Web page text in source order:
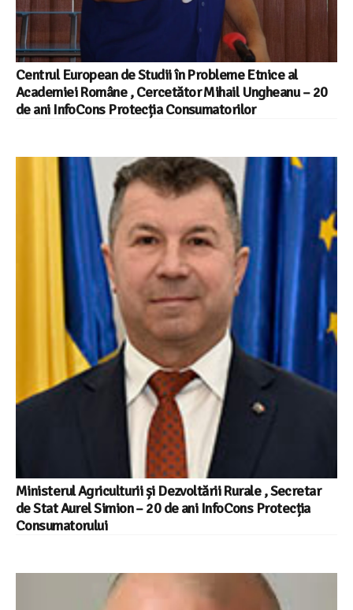
Centrul European de Studii în Probleme Etnice al
Academiei Române , Cercetător Mihail Ungheanu – 20
de ani InfoCons Protecția Consumatorilor
Ministerul Agriculturii și Dezvoltării Rurale , Secretar
de Stat Aurel Simion – 20 de ani InfoCons Protecția
Consumatorului